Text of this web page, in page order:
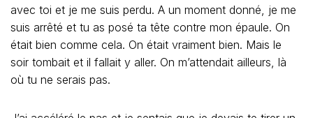
avec toi et je me suis perdu. A un moment donné, je me
suis arrêté et tu as posé ta tête contre mon épaule. On
était bien comme cela. On était vraiment bien. Mais le
soir tombait et il fallait y aller. On m’attendait ailleurs, là
où tu ne serais pas.